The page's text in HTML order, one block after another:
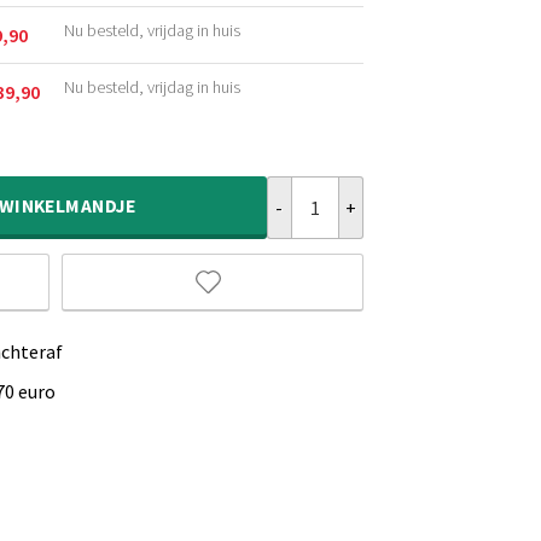
Nu besteld, vrijdag in huis
Nu besteld, vrijdag in huis
WINKELMANDJE
euro